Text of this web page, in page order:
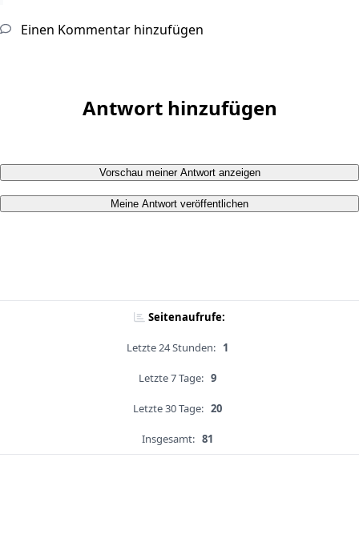
Einen Kommentar hinzufügen
Antwort hinzufügen
Vorschau meiner Antwort anzeigen
Meine Antwort veröffentlichen
Seitenaufrufe:
Letzte 24 Stunden: 1
Letzte 7 Tage: 9
Letzte 30 Tage: 20
Insgesamt: 81